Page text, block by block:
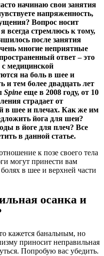
начинаю свои занятия
напряженность,
Вопрос носит
всегда стремлюсь к тому,
после занятия
многие неприятные
ответ – это
медицинской
на боль в шее и
и тем более двадцать лет
Spine еще в 2008 году, от 10
страдает от
в шее и плечах. Как же им
йога для шеи?
в йоге для плеч? Все
в данной статье.
к позе своего тела
могут принести вам
в шее и верхней части
осанка и
кажется банальным, но
приносит неправильная
Попробую вас убедить.